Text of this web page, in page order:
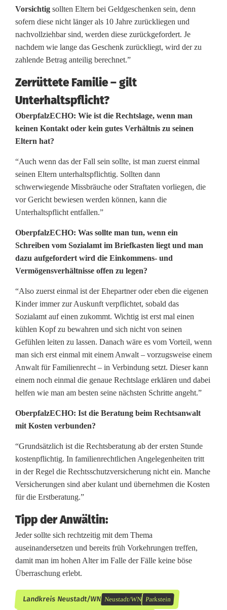
Vorsichtig sollten Eltern bei Geldgeschenken sein, denn
sofern diese nicht länger als 10 Jahre zurückliegen und
nachvollziehbar sind, werden diese zurückgefordert. Je
nachdem wie lange das Geschenk zurückliegt, wird der zu
zahlende Betrag anteilig berechnet.”
Zerrüttete Familie – gilt
Unterhaltspflicht?
OberpfalzECHO: Wie ist die Rechtslage, wenn man
keinen Kontakt oder kein gutes Verhältnis zu seinen
Eltern hat?
“Auch wenn das der Fall sein sollte, ist man zuerst einmal
seinen Eltern unterhaltspflichtig. Sollten dann
schwerwiegende Missbräuche oder Straftaten vorliegen, die
vor Gericht bewiesen werden können, kann die
Unterhaltspflicht entfallen.”
OberpfalzECHO: Was sollte man tun, wenn ein
Schreiben vom Sozialamt im Briefkasten liegt und man
dazu aufgefordert wird die Einkommens- und
Vermögensverhältnisse offen zu legen?
“Also zuerst einmal ist der Ehepartner oder eben die eigenen
Kinder immer zur Auskunft verpflichtet, sobald das
Sozialamt auf einen zukommt. Wichtig ist erst mal einen
kühlen Kopf zu bewahren und sich nicht von seinen
Gefühlen leiten zu lassen. Danach wäre es vom Vorteil, wenn
man sich erst einmal mit einem Anwalt – vorzugsweise einem
Anwalt für Familienrecht – in Verbindung setzt. Dieser kann
einem noch einmal die genaue Rechtslage erklären und dabei
helfen wie man am besten seine nächsten Schritte angeht.”
OberpfalzECHO: Ist die Beratung beim Rechtsanwalt
mit Kosten verbunden?
“Grundsätzlich ist die Rechtsberatung ab der ersten Stunde
kostenpflichtig. In familienrechtlichen Angelegenheiten tritt
in der Regel die Rechtsschutzversicherung nicht ein. Manche
Versicherungen sind aber kulant und übernehmen die Kosten
für die Erstberatung.”
Tipp der Anwältin:
Jeder sollte sich rechtzeitig mit dem Thema
auseinandersetzen und bereits früh Vorkehrungen treffen,
damit man im hohen Alter im Falle der Fälle keine böse
Überraschung erlebt.
Landkreis Neustadt/WN Neustadt/WN Parkstein